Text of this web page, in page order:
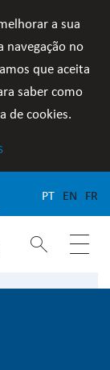
a sua
navegação no
que aceita
saber como
de cookies.
PT EN FR
 